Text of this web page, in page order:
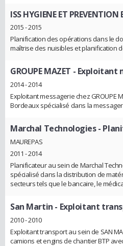
ISS HYGIENE ET PREVENTION
2015 - 2015
Planification des opérations dans le
maîtrise des nuisibles et planification
GROUPE MAZET - Exploitant
2014 - 2014
Exploitant messagerie chez GROUPE
Bordeaux spécialisé dans la
Marchal Technologies-
MAUREPAS
2011 - 2014
Planificateur au sein de Marchal
spécialisé dans la distribution de
secteurs tels que le bancaire, le
San Martin - Exploitant
2010 - 2010
Exploitant transport au sein de SAN
camions et engins de chantier BTP